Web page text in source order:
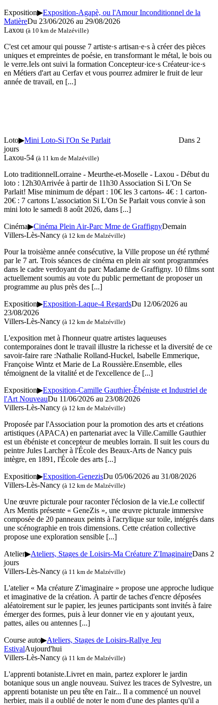
Exposition▶Exposition-Agapè, ou l'Amour Inconditionnel de la
MatièreDu 23/06/2026 au 29/08/2026
Laxou (à 10 km de Malzéville)
C'est cet amour qui pousse 7 artiste·s artisan·e·s à créer des pièces
uniques et empreintes de poésie, en transformant le métal, le bois ou
le verre.Iels ont suivi la formation Concepteur·ice·s Créateur·ice·s
en Métiers d'art au Cerfav et vous pourrez admirer le fruit de leur
année de travail, en [...]
Loto▶Mini Loto-Si l'On Se Parlait
Dans 2
jours
Laxou-54 (à 11 km de Malzéville)
Loto traditionnelLorraine - Meurthe-et-Moselle - Laxou - Début du
loto : 12h30Arrivée à partir de 11h30 Association Si L'On Se
Parlait! Mise minimum de départ : 10€ les 3 cartons- 4€ : 1 carton-
20€ : 7 cartons L'association Si L'On Se Parlait vous convie à son
mini loto le samedi 8 août 2026, dans [...]
Cinéma▶Cinéma Plein Air-Parc Mme de GraffignyDemain
Villers-Lès-Nancy (à 12 km de Malzéville)
Pour la troisième année consécutive, la Ville propose un été rythmé
par le 7 art. Trois séances de cinéma en plein air sont programmées
dans le cadre verdoyant du parc Madame de Graffigny. 10 films sont
actuellement soumis au vote du public permettant de proposer un
programme au plus près des [...]
Exposition▶Exposition-Laque-4 RegardsDu 12/06/2026 au
23/08/2026
Villers-Lès-Nancy (à 12 km de Malzéville)
L'exposition met à l'honneur quatre artistes laqueuses
contemporaines dont le travail illustre la richesse et la diversité de ce
savoir-faire rare :Nathalie Rolland-Huckel, Isabelle Emmerique,
Françoise Wintz et Marie de La Roussière.Ensemble, elles
témoignent de la vitalité et de l'excellence de [...]
Exposition▶Exposition-Camille Gauthier-Ébéniste et Industriel de
l'Art NouveauDu 11/06/2026 au 23/08/2026
Villers-Lès-Nancy (à 12 km de Malzéville)
Proposée par l'Association pour la promotion des arts et créations
artistiques (APACA) en partenariat avec la Ville.Camille Gauthier
est un ébéniste et concepteur de meubles lorrain. Il suit les cours du
peintre Jules Larcher à l'École des Beaux-Arts de Nancy puis
intègre, en 1891, l'École des arts [...]
Exposition▶Exposition-GenezisDu 05/06/2026 au 31/08/2026
Villers-Lès-Nancy (à 12 km de Malzéville)
Une œuvre picturale pour raconter l'éclosion de la vie.Le collectif
Ars Mentis présente « GeneZis », une œuvre picturale immersive
composée de 20 panneaux peints à l'acrylique sur toile, intégrés dans
une scénographie en trois dimensions. Cette création collective
propose une exploration sensible [...]
Atelier▶Ateliers, Stages de Loisirs-Ma Créature Z'ImaginaireDans 2
jours
Villers-Lès-Nancy (à 11 km de Malzéville)
L'atelier « Ma créature Z'imaginaire » propose une approche ludique
et imaginative de la création. À partir de taches d'encre déposées
aléatoirement sur le papier, les jeunes participants sont invités à faire
émerger des formes, puis à leur donner vie en y ajoutant yeux,
pattes, ailes ou antennes [...]
Course auto▶Ateliers, Stages de Loisirs-Rallye Jeu
EstivalAujourd'hui
Villers-Lès-Nancy (à 11 km de Malzéville)
L'apprenti botaniste.Livret en main, partez explorer le jardin
botanique sous un angle nouveau. Suivez les traces de Sylvestre, un
apprenti botaniste un peu tête en l'air... Il a commencé un nouvel
herbier, mais il a oublié de noter le nom d'une des plantes qu'il a